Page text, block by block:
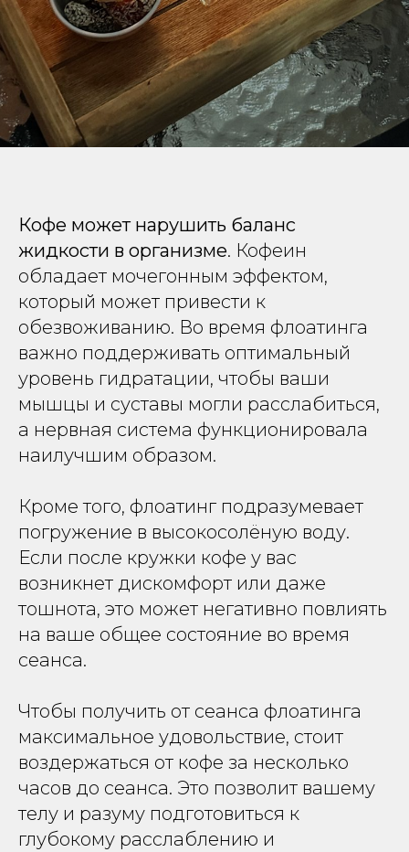
Кофе может нарушить баланс
жидкости в организме. Кофеин
обладает мочегонным эффектом,
который может привести к
обезвоживанию. Во время флоатинга
важно поддерживать оптимальный
уровень гидратации, чтобы ваши
мышцы и суставы могли расслабиться,
а нервная система функционировала
наилучшим образом.
Кроме того, флоатинг подразумевает
погружение в высокосолёную воду.
Если после кружки кофе у вас
возникнет дискомфорт или даже
тошнота, это может негативно повлиять
на ваше общее состояние во время
сеанса.
Чтобы получить от сеанса флоатинга
максимальное удовольствие, стоит
воздержаться от кофе за несколько
часов до сеанса. Это позволит вашему
телу и разуму подготовиться к
глубокому расслаблению и